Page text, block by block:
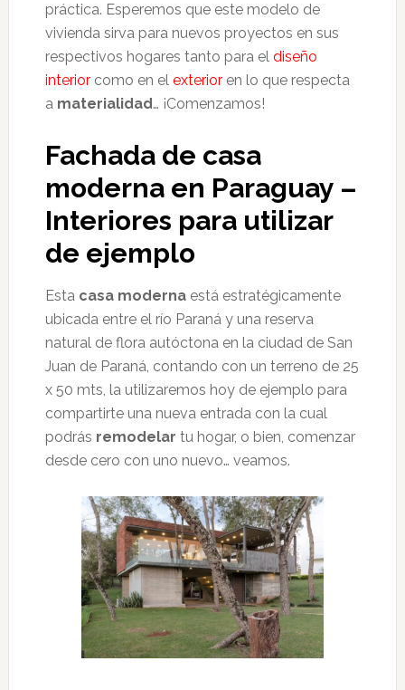
práctica. Esperemos que este modelo de
vivienda sirva para nuevos proyectos en sus
respectivos hogares tanto para el diseño
interior como en el exterioren lo que respecta
a materialidad… ¡Comenzamos!
Fachada de casa
moderna en Paraguay –
Interiores para utilizar
de ejemplo
Esta casa modernaestá estratégicamente
ubicada entre el río Paraná y una reserva
natural de flora autóctona en la ciudad de San
Juan de Paraná, contando con un terreno de 25
x 50 mts, la utilizaremos hoy de ejemplo para
compartirte una nueva entrada con la cual
podrás remodelar tu hogar, o bien, comenzar
desde cero con uno nuevo… veamos.